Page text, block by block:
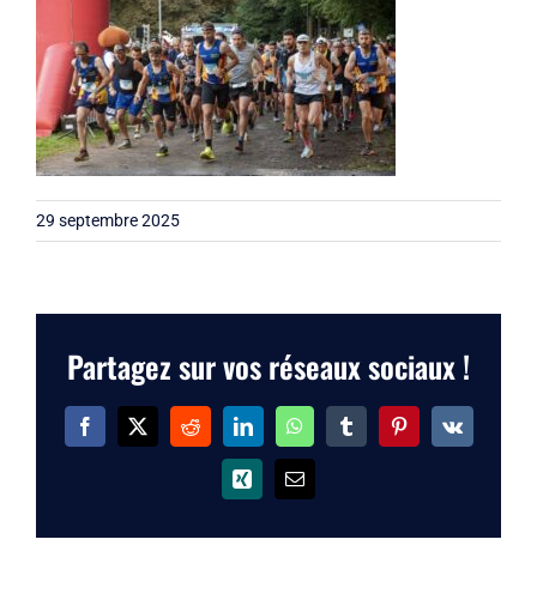
29 septembre 2025
Partagez sur vos réseaux sociaux !
Facebook
X RedditLinkedInWhatsAppTumblrPinterest
Vk
Xing Email